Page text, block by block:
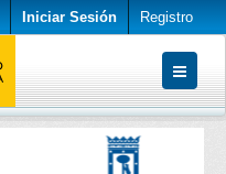
Iniciar Sesión Registro